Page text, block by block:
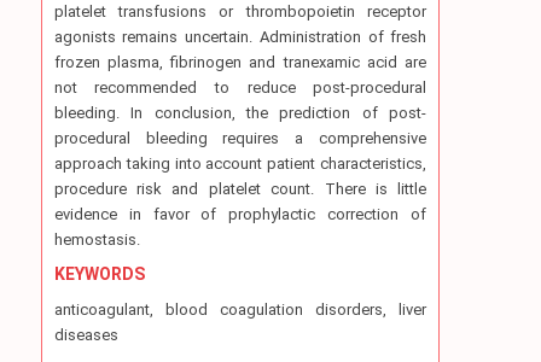
platelet transfusions or thrombopoietin receptor
agonists remains uncertain. Administration of fresh
frozen plasma, fibrinogen and tranexamic acid are
not recommended to reduce post-procedural
bleeding. In conclusion, the prediction of post-
procedural bleeding requires a comprehensive
approach taking into account patient characteristics,
procedure risk and platelet count. There is little
evidence in favor of prophylactic correction of
hemostasis.
KEYWORDS
anticoagulant, blood coagulation disorders, liver
diseases